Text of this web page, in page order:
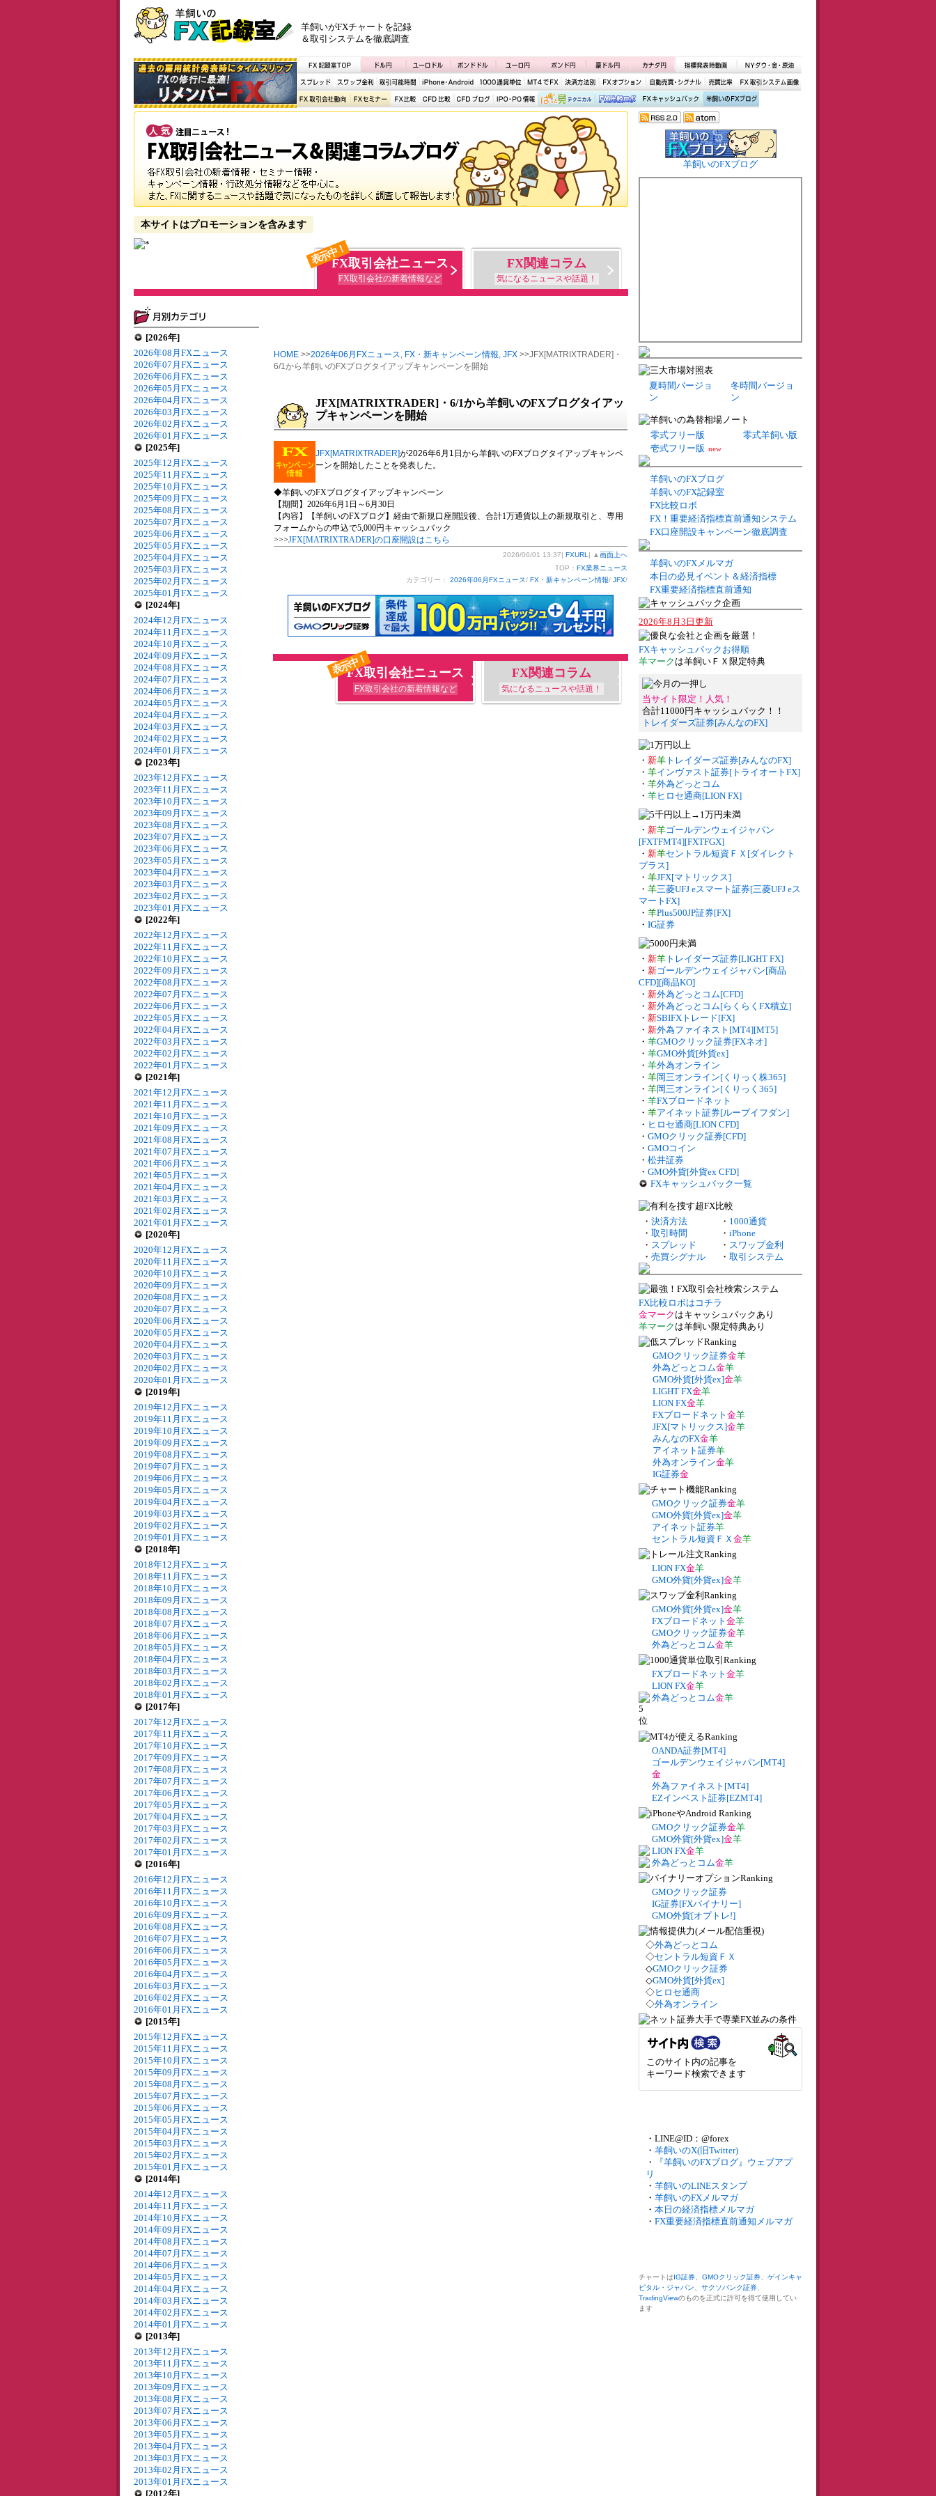
羊飼いがFXチャートを記録
＆取引システムを徹底調査
本サイトはプロモーションを含みます
表示中！FX取引会社ニュース
FX取引会社の新着情報など
FX関連コラム
気になるニュースや話題！
[2026年]
2026年08月FXニュース
2026年07月FXニュース
2026年06月FXニュース
2026年05月FXニュース
2026年04月FXニュース
2026年03月FXニュース
2026年02月FXニュース
2026年01月FXニュース
[2025年]
2025年12月FXニュース
2025年11月FXニュース
2025年10月FXニュース
2025年09月FXニュース
2025年08月FXニュース
2025年07月FXニュース
2025年06月FXニュース
2025年05月FXニュース
2025年04月FXニュース
2025年03月FXニュース
2025年02月FXニュース
2025年01月FXニュース
[2024年]
2024年12月FXニュース
2024年11月FXニュース
2024年10月FXニュース
2024年09月FXニュース
2024年08月FXニュース
2024年07月FXニュース
2024年06月FXニュース
2024年05月FXニュース
2024年04月FXニュース
2024年03月FXニュース
2024年02月FXニュース
2024年01月FXニュース
[2023年]
2023年12月FXニュース
2023年11月FXニュース
2023年10月FXニュース
2023年09月FXニュース
2023年08月FXニュース
2023年07月FXニュース
2023年06月FXニュース
2023年05月FXニュース
2023年04月FXニュース
2023年03月FXニュース
2023年02月FXニュース
2023年01月FXニュース
[2022年]
2022年12月FXニュース
2022年11月FXニュース
2022年10月FXニュース
2022年09月FXニュース
2022年08月FXニュース
2022年07月FXニュース
2022年06月FXニュース
2022年05月FXニュース
2022年04月FXニュース
2022年03月FXニュース
2022年02月FXニュース
2022年01月FXニュース
[2021年]
2021年12月FXニュース
2021年11月FXニュース
2021年10月FXニュース
2021年09月FXニュース
2021年08月FXニュース
2021年07月FXニュース
2021年06月FXニュース
2021年05月FXニュース
2021年04月FXニュース
2021年03月FXニュース
2021年02月FXニュース
2021年01月FXニュース
[2020年]
2020年12月FXニュース
2020年11月FXニュース
2020年10月FXニュース
2020年09月FXニュース
2020年08月FXニュース
2020年07月FXニュース
2020年06月FXニュース
2020年05月FXニュース
2020年04月FXニュース
2020年03月FXニュース
2020年02月FXニュース
2020年01月FXニュース
[2019年]
2019年12月FXニュース
2019年11月FXニュース
2019年10月FXニュース
2019年09月FXニュース
2019年08月FXニュース
2019年07月FXニュース
2019年06月FXニュース
2019年05月FXニュース
2019年04月FXニュース
2019年03月FXニュース
2019年02月FXニュース
2019年01月FXニュース
[2018年]
2018年12月FXニュース
2018年11月FXニュース
2018年10月FXニュース
2018年09月FXニュース
2018年08月FXニュース
2018年07月FXニュース
2018年06月FXニュース
2018年05月FXニュース
2018年04月FXニュース
2018年03月FXニュース
2018年02月FXニュース
2018年01月FXニュース
[2017年]
2017年12月FXニュース
2017年11月FXニュース
2017年10月FXニュース
2017年09月FXニュース
2017年08月FXニュース
2017年07月FXニュース
2017年06月FXニュース
2017年05月FXニュース
2017年04月FXニュース
2017年03月FXニュース
2017年02月FXニュース
2017年01月FXニュース
[2016年]
2016年12月FXニュース
2016年11月FXニュース
2016年10月FXニュース
2016年09月FXニュース
2016年08月FXニュース
2016年07月FXニュース
2016年06月FXニュース
2016年05月FXニュース
2016年04月FXニュース
2016年03月FXニュース
2016年02月FXニュース
2016年01月FXニュース
[2015年]
2015年12月FXニュース
2015年11月FXニュース
2015年10月FXニュース
2015年09月FXニュース
2015年08月FXニュース
2015年07月FXニュース
2015年06月FXニュース
2015年05月FXニュース
2015年04月FXニュース
2015年03月FXニュース
2015年02月FXニュース
2015年01月FXニュース
[2014年]
2014年12月FXニュース
2014年11月FXニュース
2014年10月FXニュース
2014年09月FXニュース
2014年08月FXニュース
2014年07月FXニュース
2014年06月FXニュース
2014年05月FXニュース
2014年04月FXニュース
2014年03月FXニュース
2014年02月FXニュース
2014年01月FXニュース
[2013年]
2013年12月FXニュース
2013年11月FXニュース
2013年10月FXニュース
2013年09月FXニュース
2013年08月FXニュース
2013年07月FXニュース
2013年06月FXニュース
2013年05月FXニュース
2013年04月FXニュース
2013年03月FXニュース
2013年02月FXニュース
2013年01月FXニュース
[2012年]
HOME >>2026年06月FXニュース, FX・新キャンペーン情報, JFX >>JFX[MATRIXTRADER]・
6/1から羊飼いのFXブログタイアップキャンペーンを開始
JFX[MATRIXTRADER]・6/1から羊飼いのFXブログタイアッ
プキャンペーンを開始
JFX[MATRIXTRADER]が2026年6月1日から羊飼いのFXブログタイアップキャンペ
ーンを開始したことを発表した。
◆羊飼いのFXブログタイアップキャンペーン
【期間】2026年6月1日～6月30日
【内容】【羊飼いのFXブログ】経由で新規口座開設後、合計1万通貨以上の新規取引と、専用
フォームからの申込で5,000円キャッシュバック
>>>JFX[MATRIXTRADER]の口座開設はこちら
2026/06/01 13:37| FXURL | ▲ 画面上へ
TOP： FX業界ニュース
カテゴリー： 2026年06月FXニュース/ FX・新キャンペーン情報/ JFX/
表示中！
FX取引会社ニュース
FX取引会社の新着情報など
FX関連コラム
気になるニュースや話題！
羊飼いのFXブログ
夏時間バージョ
ン
冬時間バージョ
ン
零式フリー版
零式羊飼い版
壱式フリー版 new
羊飼いのFXブログ
羊飼いのFX記録室
FX比較ロボ
FX！重要経済指標直前通知システム
FX口座開設キャンペーン徹底調査
羊飼いのFXメルマガ
本日の必見イベント＆経済指標
FX重要経済指標直前通知
2026年8月3日更新
FXキャッシュバックお得順
羊マーク は羊飼いＦＸ限定特典
当サイト限定！人気！
合計11000円キャッシュバック！！
トレイダーズ証券[みんなのFX]
・ 新羊 トレイダーズ証券[みんなのFX]
・ 羊インヴァスト証券[トライオートFX]
・ 羊外為どっとコム
・ 羊ヒロセ通商[LION FX]
・ 新羊ゴールデンウェイジャパン
[FXTFMT4][FXTFGX]
・ 新羊セントラル短資ＦＸ[ダイレクト
プラス]
・ 羊JFX[マトリックス]
・ 羊三菱UFJ eスマート証券[三菱UFJ eス
マートFX]
・ 羊Plus500JP証券[FX]
・ IG証券
・ 新羊 トレイダーズ証券[LIGHT FX]
・ 新ゴールデンウェイジャパン[商品
CFD][商品KO]
・ 新外為どっとコム[CFD]
・ 新外為どっとコム[らくらくFX積立]
・ 新SBIFXトレード[FX]
・ 新外為ファイネスト[MT4][MT5]
・ 羊GMOクリック証券[FXネオ]
・ 羊GMO外貨[外貨ex]
・ 羊外為オンライン
・ 羊岡三オンライン[くりっく株365]
・ 羊岡三オンライン[くりっく365]
・ 羊FXブロードネット
・ 羊アイネット証券[ループイフダン]
・ ヒロセ通商[LION CFD]
・ GMOクリック証券[CFD]
・ GMOコイン
・ 松井証券
・ GMO外貨[外貨ex CFD]
FXキャッシュバック一覧
・ 決済方法 ・ 1000通貨
・ 取引時間 ・ iPhone
・ スプレッド ・ スワップ金利
・ 売買シグナル ・ 取引システム
FX比較ロボはコチラ
金マーク はキャッシュバックあり
羊マーク は羊飼い限定特典あり
GMOクリック証券金羊
外為どっとコム金羊
GMO外貨[外貨ex]金羊
LIGHT FX金羊
LION FX金羊
FXブロードネット 金羊
JFX[マトリックス]金羊
みんなのFX金羊
アイネット証券羊
外為オンライン金羊
IG証券金
GMOクリック証券金羊
GMO外貨[外貨ex]金羊
アイネット証券羊
セントラル短資ＦＸ 金羊
LION FX金羊
GMO外貨[外貨ex]金羊
GMO外貨[外貨ex]金羊
FXブロードネット 金羊
GMOクリック証券金羊
外為どっとコム金羊
FXブロードネット 金羊
LION FX金羊
外為どっとコム金羊
OANDA証券[MT4]
ゴールデンウェイジャパン[MT4]
金
外為ファイネスト[MT4]
EZインベスト証券[EZMT4]
GMOクリック証券金羊
GMO外貨[外貨ex]金羊
LION FX金羊
外為どっとコム金羊
GMOクリック証券
IG証券[FXバイナリー]
GMO外貨[オプトレ!]
◇外為どっとコム
◇セントラル短資ＦＸ
◇GMOクリック証券
◇GMO外貨[外貨ex]
◇ヒロセ通商
◇外為オンライン
このサイト内の記事を
キーワード検索できます
・LINE@ID：@forex
・ 羊飼いのX(旧Twitter)
・
『羊飼いのFXブログ』ウェブアプ
リ
・ 羊飼いのLINEスタンプ
・ 羊飼いのFXメルマガ
・ 本日の経済指標メルマガ
・ FX重要経済指標直前通知メルマガ
チャートはIG証券 GMOクリック証券
ゲインキャ
ピタル・ジャパン
サクソバンク証券
TradingViewのものを正式に許可を得て使用してい
ます